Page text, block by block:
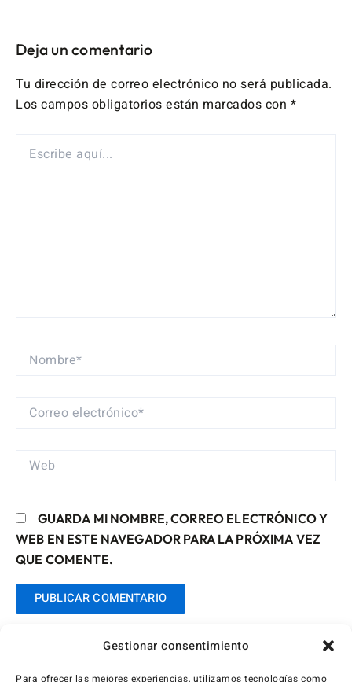
Gestionar consentimiento
Para ofrecer las mejores experiencias, utilizamos tecnologías como
Deja un comentario
Tu dirección de correo electrónico no será publicada.
Los campos obligatorios están marcados con *
AQUÍ...
NOMBRE*
CORREO
WEB
GUARDA MI NOMBRE, CORREO ELECTRÓNICO Y
WEB EN ESTE NAVEGADOR PARA LA PRÓXIMA VEZ
QUE COMENTE.